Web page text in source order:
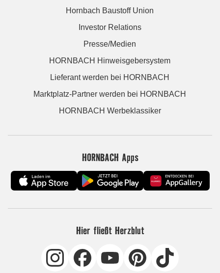
Hornbach Baustoff Union
Investor Relations
Presse/Medien
HORNBACH Hinweisgebersystem
Lieferant werden bei HORNBACH
Marktplatz-Partner werden bei HORNBACH
HORNBACH Werbeklassiker
HORNBACH Apps
Hier fließt Herzblut